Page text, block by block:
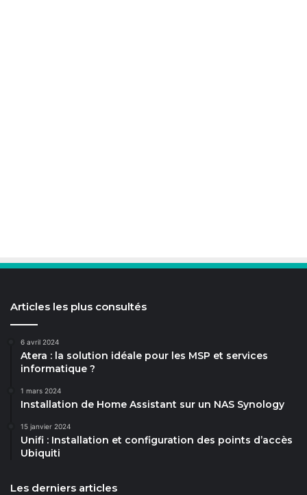
Articles les plus consultés
6 avril 2024
Atera : la solution idéale pour les MSP et services
informatique ?
1 mars 2024
Installation de Home Assistant sur un NAS Synology
15 janvier 2024
Unifi : Installation et configuration des points d’accès
Ubiquiti
Les derniers articles